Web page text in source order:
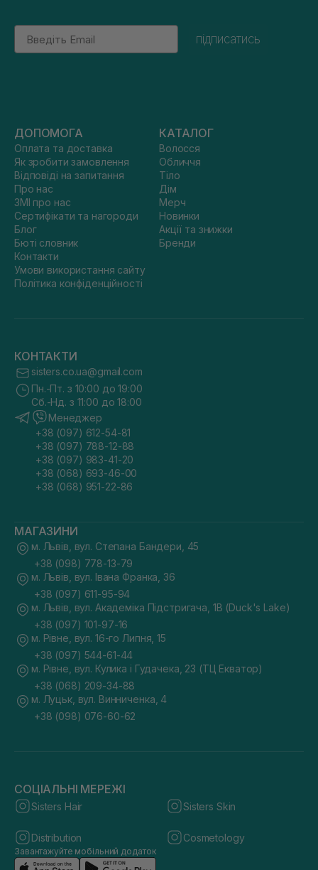
Email
підписатись
ДОПОМОГА
Оплата та доставка
Як зробити замовлення
Відповіді на запитання
Про нас
ЗМІ про нас
Сертифікати та нагороди
Блог
Бюті словник
Контакти
Умови використання сайту
Політика конфіденційності
КАТАЛОГ
Волосся
Обличчя
Тіло
Дім
Мерч
Новинки
Акції та знижки
Бренди
КОНТАКТИ
sisters.co.ua@gmail.com
Пн.-Пт. з 10:00 до 19:00
Сб.-Нд. з 11:00 до 18:00
Менеджер
+38 (097) 612-54-81
+38 (097) 788-12-88
+38 (097) 983-41-20
+38 (068) 693-46-00
+38 (068) 951-22-86
МАГАЗИНИ
м. Львів, вул. Степана Бандери, 45
+38 (098) 778-13-79
м. Львів, вул. Івана Франка, 36
+38 (097) 611-95-94
м. Львів, вул. Академіка Підстригача, 1В (Duck's Lake)
+38 (097) 101-97-16
м. Рівне, вул. 16-го Липня, 15
+38 (097) 544-61-44
м. Рівне, вул. Кулика і Гудачека, 23 (ТЦ Екватор)
+38 (068) 209-34-88
м. Луцьк, вул. Винниченка, 4
+38 (098) 076-60-62
СОЦІАЛЬНІ МЕРЕЖІ
Sisters Hair Sisters Skin
Distribution Cosmetology
Завантажуйте мобільний додаток